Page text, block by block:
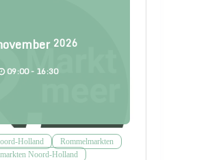
2026
09:00 - 16:30
Holland
Rommelmarkten
Noord-Holland